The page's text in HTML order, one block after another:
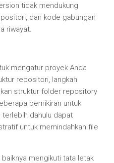
tidak mendukung
dan kode gabungan
riwayat.
mengatur proyek Anda
repositori, langkah
struktur folder repository
pemikiran untuk
terlebih dahulu dapat
untuk memindahkan file
mengikuti tata letak